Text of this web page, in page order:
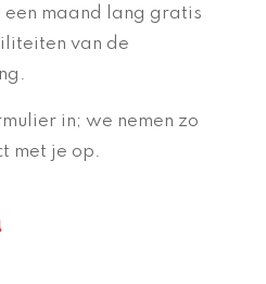
een maand lang gratis
van de
in; we nemen zo
met je op.